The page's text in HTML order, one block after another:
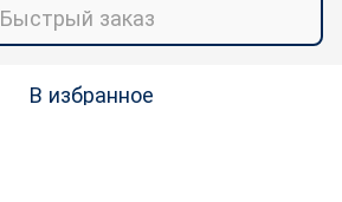
Быстрый заказ
В избранное